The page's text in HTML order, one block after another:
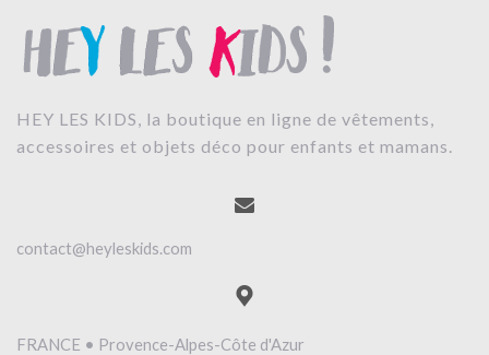
HEY LES KIDS, la boutique en ligne de vêtements,
accessoires et objets déco pour enfants et mamans.
contact@heyleskids.com
FRANCE • Provence-Alpes-Côte d'Azur